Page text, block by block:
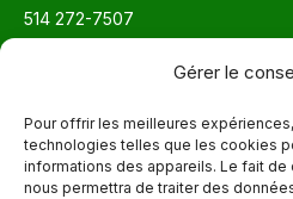
Gérer le
Pour offrir les meilleures
technologies telles que les cookies
informations des appareils. Le fait
nous permettra de traiter des
514 272-7507
Trouvez nous sur :
La